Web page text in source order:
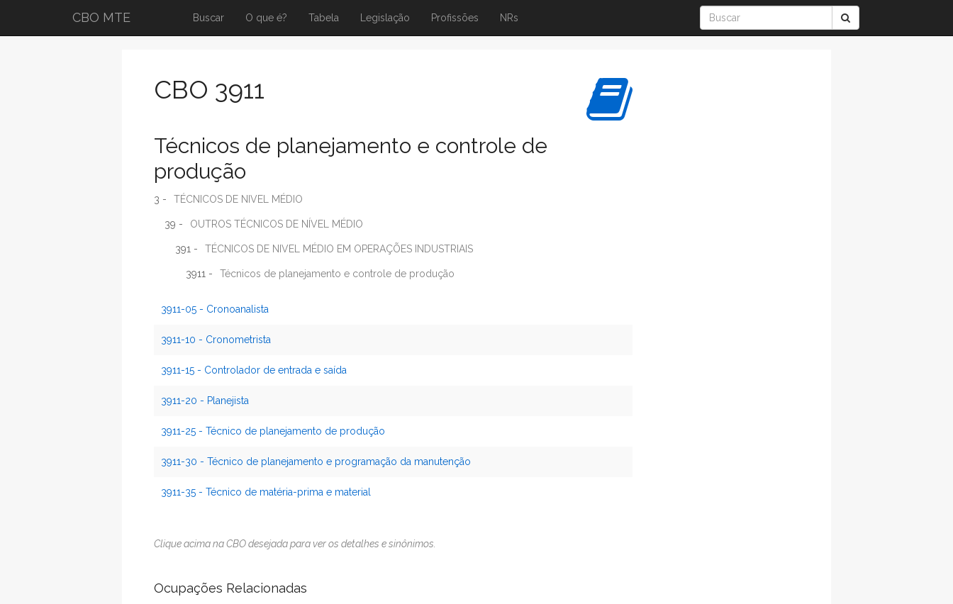
CBO MTE Buscar O que é? Tabela Legislação Profissões NRs
CBO 3911
Técnicos de planejamento e controle de
produção
3 - TÉCNICOS DE NIVEL MÉDIO
39 - OUTROS TÉCNICOS DE NÍVEL MÉDIO
391 - TÉCNICOS DE NIVEL MÉDIO EM OPERAÇÕES INDUSTRIAIS
3911 - Técnicos de planejamento e controle de produção
3911-05 - Cronoanalista
3911-10 - Cronometrista
3911-15 - Controlador de entrada e saída
3911-20 - Planejista
3911-25 - Técnico de planejamento de produção
3911-30 - Técnico de planejamento e programação da manutenção
3911-35 - Técnico de matéria-prima e material
Clique acima na CBO desejada para ver os detalhes e sinônimos.
Ocupações Relacionadas